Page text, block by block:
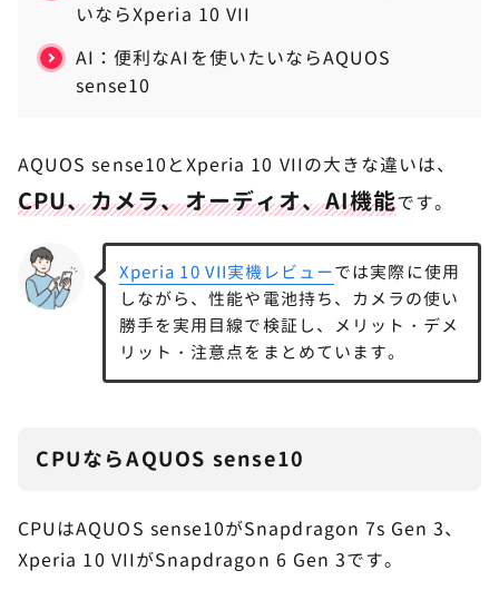
いならXperia 10 VII
AI：便利なAIを使いたいならAQUOS
sense10
AQUOS sense10とXperia 10 VIIの大きな違いは、
CPU、カメラ、オーディオ、AI機能です。
Xperia 10 VII実機レビューでは実際に使用
しながら、性能や電池持ち、カメラの使い
勝手を実用目線で検証し、メリット・デメ
リット・注意点をまとめています。
CPUならAQUOS sense10
CPUはAQUOS sense10がSnapdragon 7s Gen 3、
Xperia 10 VIIがSnapdragon 6 Gen 3です。